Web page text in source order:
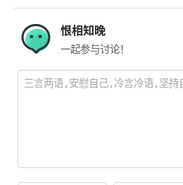
恨相知晚
一起参与讨论！